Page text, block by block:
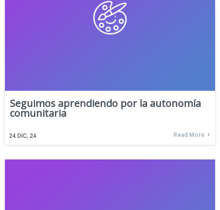
Seguimos aprendiendo por la autonomía
comunitaria
24 DIC, 24 Read More